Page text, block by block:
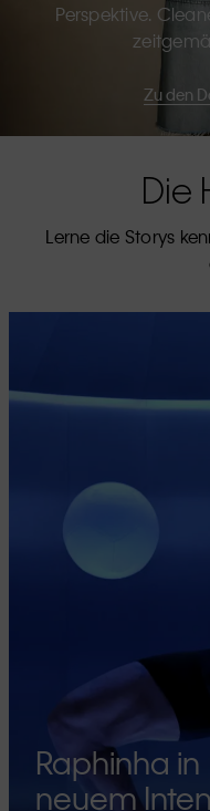
Perspektive.
Zu den
Die
Lerne die Storys
Raphinha in
neuem